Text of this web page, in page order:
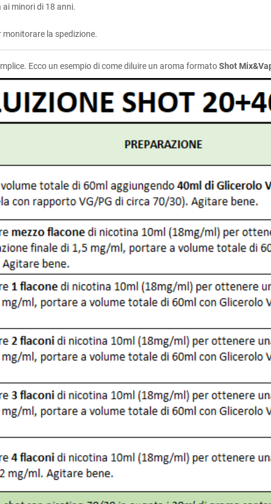
minori di 18 anni.
la spedizione.
Ecco un esempio di come diluire un aroma formatoShot